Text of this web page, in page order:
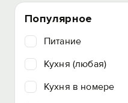
Популярное
Питание
Кухня (любая)
Кухня в номере